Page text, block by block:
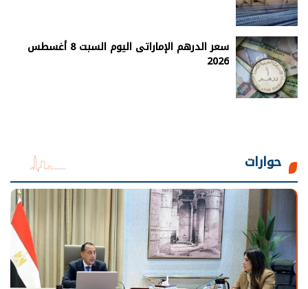
سعر الدرهم الإماراتى اليوم السبت 8 أغسطس
2026
حوارات